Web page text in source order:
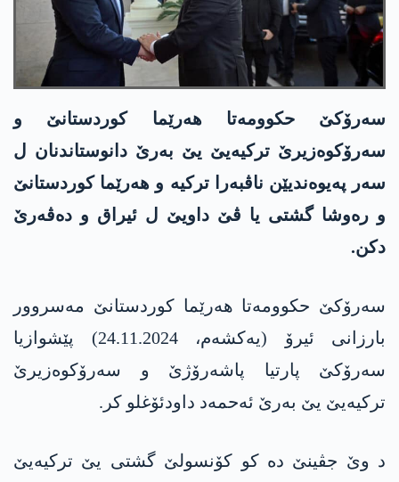
سەرۆکێ حکوومەتا هەرێما کوردستانێ و
سەرۆکوەزیرێ ترکیەیێ یێ بەرێ دانوستاندنان ل
سەر پەیوەندیێن ناڤبەرا ترکیە و هەرێما کوردستانێ
و رەوشا گشتی یا ڤێ داویێ ل ئیراق و دەڤەرێ
دکن.
سەرۆکێ حکوومەتا هەرێما کوردستانێ مەسروور
بارزانی ئیرۆ (یەکشەم، 24.11.2024) پێشوازیا
سەرۆکێ پارتیا پاشەرۆژێ و سەرۆکوەزیرێ
ترکیەیێ یێ بەرێ ئه‌حمه‌د داودئۆغلو کر.
د وێ جڤینێ دە کو کۆنسولێ گشتی یێ ترکیەیێ